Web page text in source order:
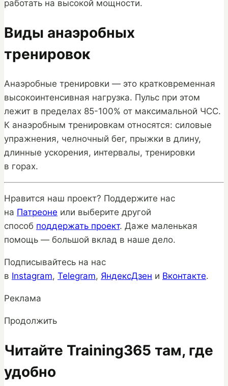
работать на высокой мощности.
Виды анаэробных
тренировок
Анаэробные тренировки — это кратковременная
высокоинтенсивная нагрузка. Пульс при этом
лежит в пределах 85-100% от максимальной ЧСС.
К анаэробным тренировкам относятся: силовые
упражнения, челночный бег, прыжки в длину,
длинные ускорения, интервалы, тренировки
в горах.
Нравится наш проект? Поддержите нас
на Патреоне или выберите другой
способ поддержать проект. Даже маленькая
помощь — большой вклад в наше дело.
Подписывайтесь на нас
в Instagram, Telegram, ЯндексДзен и Вконтакте.
Реклама
Продолжить
Читайте Training365 там, где
удобно